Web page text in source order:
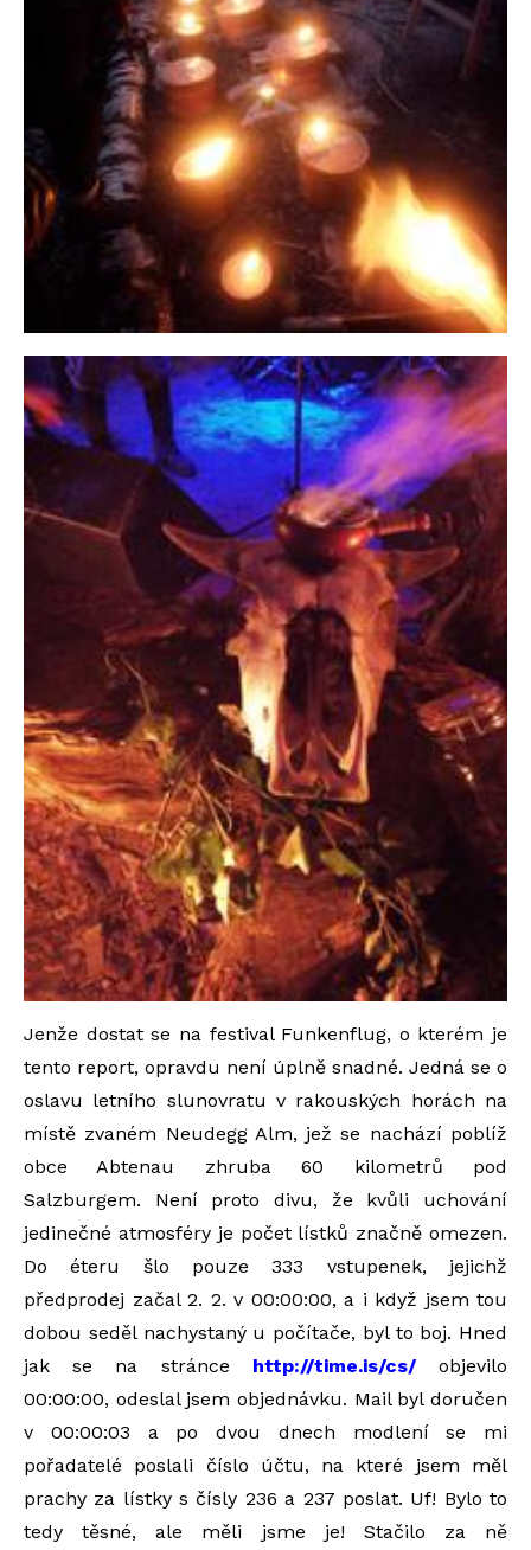
Jenže dostat se na festival Funkenflug, o kterém je
tento report, opravdu není úplně snadné. Jedná se o
oslavu letního slunovratu v rakouských horách na
místě zvaném Neudegg Alm, jež se nachází poblíž
obce Abtenau zhruba 60 kilometrů pod
Salzburgem. Není proto divu, že kvůli uchování
jedinečné atmosféry je počet lístků značně omezen.
Do éteru šlo pouze 333 vstupenek, jejichž
předprodej začal 2. 2. v 00:00:00, a i když jsem tou
dobou seděl nachystaný u počítače, byl to boj. Hned
jak se na stránce http://time.is/cs/objevilo
00:00:00, odeslal jsem objednávku. Mail byl doručen
v 00:00:03 a po dvou dnech modlení se mi
pořadatelé poslali číslo účtu, na které jsem měl
prachy za lístky s čísly 236 a 237 poslat. Uf! Bylo to
tedy těsné, ale měli jsme je! Stačilo za ně